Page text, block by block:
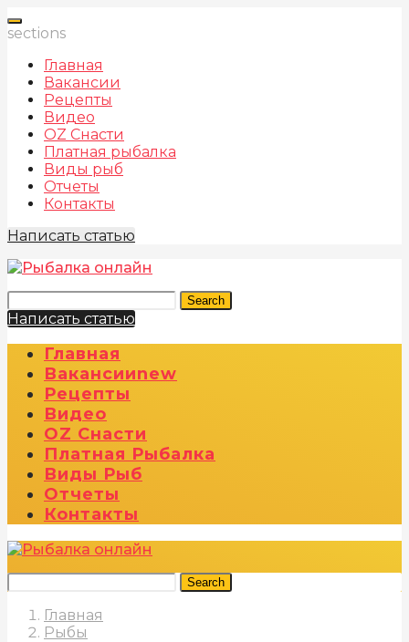
sections
Главная
Вакансии
Рецепты
Видео
OZ Снасти
Платная рыбалка
Виды рыб
Отчеты
Контакты
Написать статью
Search
Написать статью
Главная
ВакансииNew
Рецепты
Видео
OZ Снасти
Платная Рыбалка
Виды Рыб
Отчеты
Контакты
Search
Главная
Рыбы